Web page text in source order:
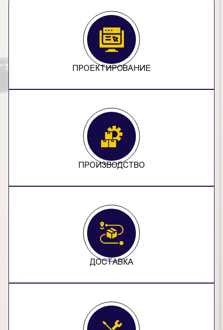
ПРОЕКТИРОВАНИЕ
ПРОИЗВОДСТВО
ДОСТАВКА